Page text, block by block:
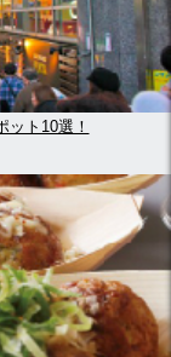
ット10選！